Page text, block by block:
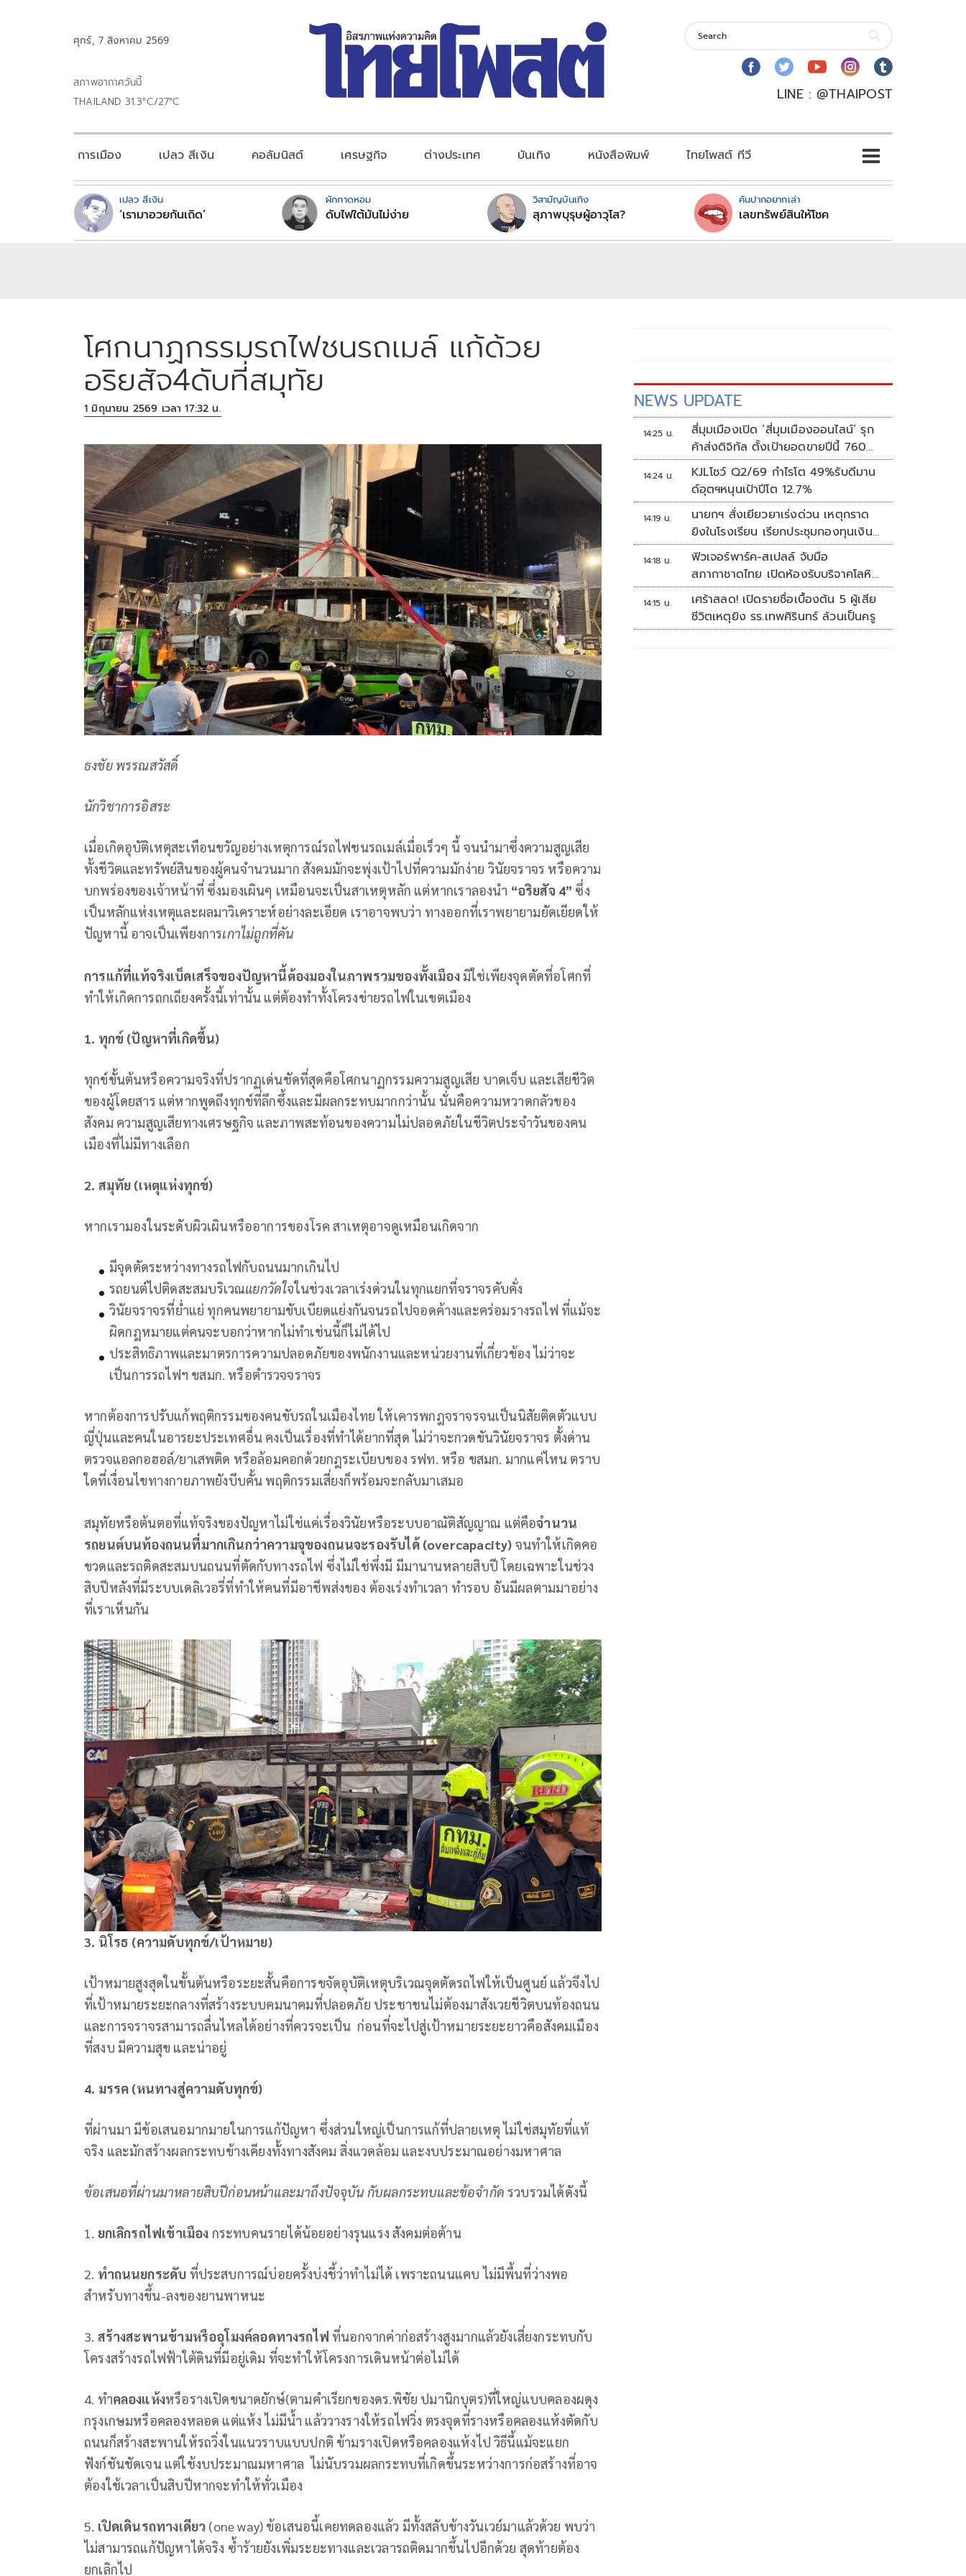
ศุกร์, 7 สิงหาคม 2569
สภาพอากาศวันนี้
THAILAND 31.3°C/27°C
LINE : @THAIPOST
การเมือง เปลว สีเงิน คอลัมนิสต์ เศรษฐกิจ ต่างประเทศ บันเทิง หนังสือพิมพ์ ไทยโพสต์ ทีวี
เปลว สีเงิน
‘เรามาอวยกันเถิด’
ผักกาดหอม
ดับไฟใต้มันไม่ง่าย
วิสามัญบันเทิง
สุภาพบุรุษผู้อาวุโส?
คันปากอยากเล่า
เลขทรัพย์สินให้โชค
โศกนาฏกรรมรถไฟชนรถเมล์ แก้ด้วย
อริยสัจ4ดับที่สมุทัย
1 มิถุนายน 2569 เวลา 17:32 น.
ธงชัย พรรณสวัสดิ์
นักวิชาการอิสระ
เมื่อเกิดอุบัติเหตุสะเทือนขวัญอย่างเหตุการณ์รถไฟชนรถเมล์เมื่อเร็วๆ นี้ จนนำมาซึ่งความสูญเสีย
ทั้งชีวิตและทรัพย์สินของผู้คนจำนวนมาก สังคมมักจะพุ่งเป้าไปที่ความมักง่าย วินัยจราจร หรือความ
บกพร่องของเจ้าหน้าที่ ซึ่งมองเผินๆ เหมือนจะเป็นสาเหตุหลัก แต่หากเราลองนำ “อริยสัจ 4” ซึ่ง
เป็นหลักแห่งเหตุและผลมาวิเคราะห์อย่างละเอียด เราอาจพบว่า ทางออกที่เราพยายามยัดเยียดให้
ปัญหานี้ อาจเป็นเพียงการเกาไม่ถูกที่คัน
การแก้ที่แท้จริงเบ็ดเสร็จของปัญหานี้ต้องมองในภาพรวมของทั้งเมือง มิใช่เพียงจุดตัดที่อโศกที่
ทำให้เกิดการถกเถียงครั้งนี้เท่านั้น แต่ต้องทำทั้งโครงข่ายรถไฟในเขตเมือง
1. ทุกข์ (ปัญหาที่เกิดขึ้น)
ทุกข์ขั้นต้นหรือความจริงที่ปรากฏเด่นชัดที่สุดคือโศกนาฏกรรมความสูญเสีย บาดเจ็บ และเสียชีวิต
ของผู้โดยสาร แต่หากพูดถึงทุกข์ที่ลึกซึ้งและมีผลกระทบมากกว่านั้น นั่นคือความหวาดกลัวของ
สังคม ความสูญเสียทางเศรษฐกิจ และภาพสะท้อนของความไม่ปลอดภัยในชีวิตประจำวันของคน
เมืองที่ไม่มีทางเลือก
2. สมุทัย (เหตุแห่งทุกข์)
หากเรามองในระดับผิวเผินหรืออาการของโรค สาเหตุอาจดูเหมือนเกิดจาก
มีจุดตัดระหว่างทางรถไฟกับถนนมากเกินไป
รถยนต์ไปติดสะสมบริเวณแยกวัดใจในช่วงเวลาเร่งด่วนในทุกแยกที่จราจรคับคั่ง
วินัยจราจรที่ย่ำแย่ ทุกคนพยายามขับเบียดแย่งกันจนรถไปจอดค้างและคร่อมรางรถไฟ ที่แม้จะ
ผิดกฎหมายแต่คนจะบอกว่าหากไม่ทำเช่นนี้ก็ไม่ได้ไป
ประสิทธิภาพและมาตรการความปลอดภัยของพนักงานและหน่วยงานที่เกี่ยวข้อง ไม่ว่าจะ
เป็นการรถไฟฯ ขสมก. หรือตำรวจจราจร
หากต้องการปรับแก้พฤติกรรมของคนขับรถในเมืองไทย ให้เคารพกฎจราจรจนเป็นนิสัยติดตัวแบบ
ญี่ปุ่นและคนในอารยะประเทศอื่น คงเป็นเรื่องที่ทำได้ยากที่สุด ไม่ว่าจะกวดขันวินัยจราจร ตั้งด่าน
ตรวจแอลกอฮอล์/ยาเสพติด หรือล้อมคอกด้วยกฎระเบียบของ รฟท. หรือ ขสมก. มากแค่ไหน ตราบ
ใดที่เงื่อนไขทางกายภาพยังบีบคั้น พฤติกรรมเสี่ยงก็พร้อมจะกลับมาเสมอ
สมุทัยหรือต้นตอที่แท้จริงของปัญหาไม่ใช่แค่เรื่องวินัยหรือระบบอาณัติสัญญาณ แต่คือจำนวน
รถยนต์บนท้องถนนที่มากเกินกว่าความจุของถนนจะรองรับได้ (overcapacity) จนทำให้เกิดคอ
ขวดและรถติดสะสมบนถนนที่ตัดกับทางรถไฟ ซึ่งไม่ใช่พึ่งมี มีมานานหลายสิบปี โดยเฉพาะในช่วง
สิบปีหลังที่มีระบบเดลิเวอรี่ที่ทำให้คนที่มีอาชีพส่งของ ต้องเร่งทำเวลา ทำรอบ อันมีผลตามมาอย่าง
ที่เราเห็นกัน
3. นิโรธ (ความดับทุกข์/เป้าหมาย)
เป้าหมายสูงสุดในขั้นต้นหรือระยะสั้นคือการขจัดอุบัติเหตุบริเวณจุดตัดรถไฟให้เป็นศูนย์ แล้วจึงไป
ที่เป้าหมายระยะกลางที่สร้างระบบคมนาคมที่ปลอดภัย ประชาชนไม่ต้องมาสังเวยชีวิตบนท้องถนน
และการจราจรสามารถลื่นไหลได้อย่างที่ควรจะเป็น ก่อนที่จะไปสู่เป้าหมายระยะยาวคือสังคมเมือง
ที่สงบ มีความสุข และน่าอยู่
4. มรรค (หนทางสู่ความดับทุกข์)
ที่ผ่านมา มีข้อเสนอมากมายในการแก้ปัญหา ซึ่งส่วนใหญ่เป็นการแก้ที่ปลายเหตุ ไม่ใช่สมุทัยที่แท้
จริง และมักสร้างผลกระทบข้างเคียงทั้งทางสังคม สิ่งแวดล้อม และงบประมาณอย่างมหาศาล
ข้อเสนอที่ผ่านมาหลายสิบปีก่อนหน้าและมาถึงปัจจุบัน กับผลกระทบและข้อจำกัดรวบรวมได้ดังนี้
1. ยกเลิกรถไฟเข้าเมือง กระทบคนรายได้น้อยอย่างรุนแรง สังคมต่อต้าน
2. ทำถนนยกระดับ ที่ประสบการณ์บ่อยครั้งบ่งชี้ว่าทำไม่ได้ เพราะถนนแคบ ไม่มีพื้นที่ว่างพอ
สำหรับทางขึ้น-ลงของยานพาหนะ
3. สร้างสะพานข้ามหรืออุโมงค์ลอดทางรถไฟ ที่นอกจากค่าก่อสร้างสูงมากแล้วยังเสี่ยงกระทบกับ
โครงสร้างรถไฟฟ้าใต้ดินที่มีอยู่เดิม ที่จะทำให้โครงการเดินหน้าต่อไม่ได้
4. ทำคลองแห้งหรือรางเปิดขนาดยักษ์(ตามคำเรียกของดร.พิชัย ปมานิกบุตร)ที่ใหญ่แบบคลองผดุง
กรุงเกษมหรือคลองหลอด แต่แห้ง ไม่มีน้ำ แล้ววางรางให้รถไฟวิ่ง ตรงจุดที่รางหรือคลองแห้งตัดกับ
ถนนก็สร้างสะพานให้รถวิ่งในแนวราบแบบปกติ ข้ามรางเปิดหรือคลองแห้งไป วิธีนี้แม้จะแยก
ฟังก์ชันชัดเจน แต่ใช้งบประมาณมหาศาล ไม่นับรวมผลกระทบที่เกิดขึ้นระหว่างการก่อสร้างที่อาจ
ต้องใช้เวลาเป็นสิบปีหากจะทำให้ทั่วเมือง
5. เปิดเดินรถทางเดียว (one way) ข้อเสนอนี้เคยทดลองแล้ว มีทั้งสลับข้างวันเวย์มาแล้วด้วย พบว่า
ไม่สามารถแก้ปัญหาได้จริง ซ้ำร้ายยังเพิ่มระยะทางและเวลารถติดมากขึ้นไปอีกด้วย สุดท้ายต้อง
ยกเลิกไป
NEWS UPDATE
14:25 น.
สี่มุมเมืองเปิด ‘สี่มุมเมืองออนไลน์’ รุก
ค้าส่งดิจิทัล ตั้งเป้ายอดขายปีนี้ 760
ล้านบาท
14:24 น.
KJLโชว์ Q2/69 กำไรโต 49%รับดีมาน
ด์อุตฯหนุนเป้าปีโต 12.7%
14:19 น.
นายกฯ สั่งเยียวยาเร่งด่วน เหตุกราด
ยิงในโรงเรียน เรียกประชุมกองทุนเงิน
ช่วยเหลือฯทันที
14:18 น.
ฟิวเจอร์พาร์ค-สเปลล์ จับมือ
สภากาชาดไทย เปิดห้องรับบริจาคโลหิต
ประจำแห่งแรกในศูนย์การค้าปทุมธานี
14:15 น.
เศร้าสลด! เปิดรายชื่อเบื้องต้น 5 ผู้เสีย
ชีวิตเหตุยิง รร.เทพศิรินทร์ ล้วนเป็นครู